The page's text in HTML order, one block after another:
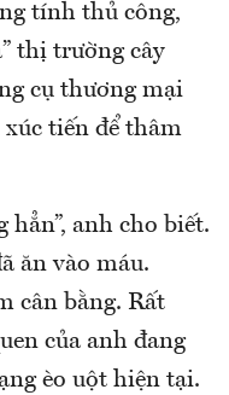
tính thủ công,
thị trường cây
cụ thương mại
tiến để thâm
hẳn”, anh cho biết.
ăn vào máu.
cân bằng. Rất
của anh đang
èo uột hiện tại.